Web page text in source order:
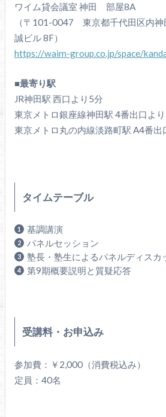
ワイム貸会議室 神田 部屋8A
（〒101-0047 東京都千代田区内
誠ビル 8F）
https://waim-group.co.jp/space/
■最寄り駅
JR神田駅 西口より5分
東京メトロ銀座線神田駅 4番出口よ
東京メトロ丸の内線淡路町駅 A4番出
タイムテーブル
基調講演
パネルセッション
塾長・塾生によるパネルディスカ
第9期概要説明と質疑応答
受講料・お申込み
参加費：￥2,000（消費税込み）
定員：40名